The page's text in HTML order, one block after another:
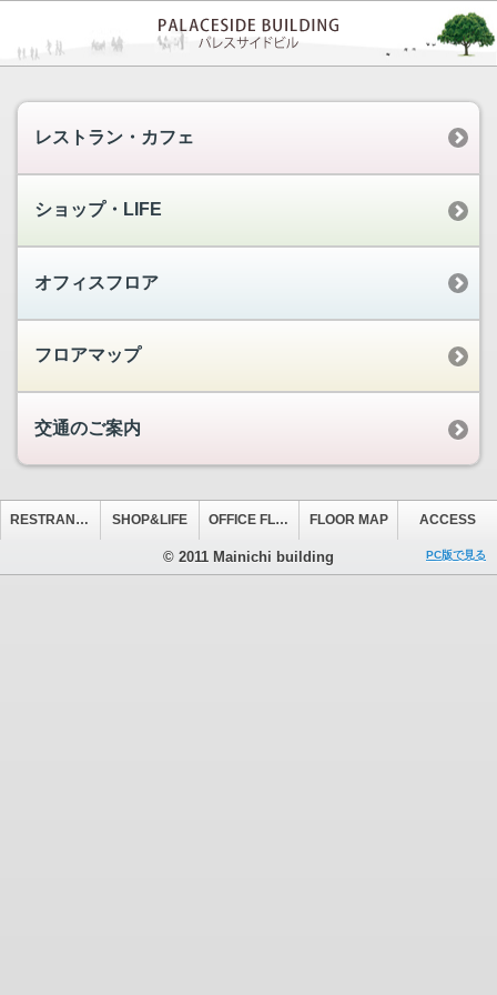
レストラン・カフェ
ショップ・LIFE
オフィスフロア
フロアマップ
交通のご案内
RESTRANT&CAFE SHOP&LIFE OFFICE FLOOR FLOOR MAP ACCESS
© 2011 Mainichi building PC版で見る